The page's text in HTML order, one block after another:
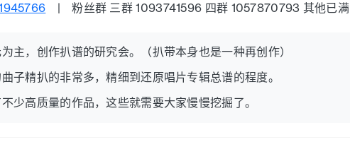
| 粉丝群 三群 1093741596 四群 1057870793 其他已满
主，创作扒谱的研究会。（扒带本身也是一种再创作）
子精扒的非常多，精细到还原唱片专辑总谱的程度。
少高质量的作品，这些就需要大家慢慢挖掘了。